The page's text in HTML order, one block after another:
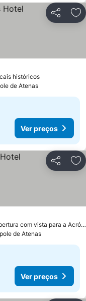
Partilhar
históricos
de Atenas
Ver preços
Partilhar
Restaurante panorâmico na cobertura com vista para a Acrópole
de Atenas
Ver preços